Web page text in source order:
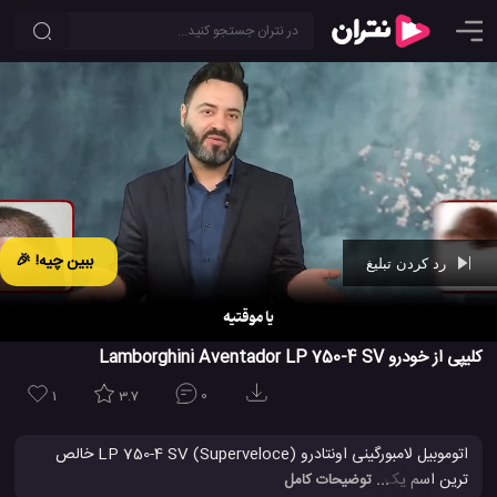
ببین چیه! 🎉
کلیپی از خودرو Lamborghini Aventador LP 750-4 SV
1 3.7 0
اتوموبیل لامبورگینی اونتادرو (LP 750-4 SV (Superveloce خالص
... توضیحات کامل